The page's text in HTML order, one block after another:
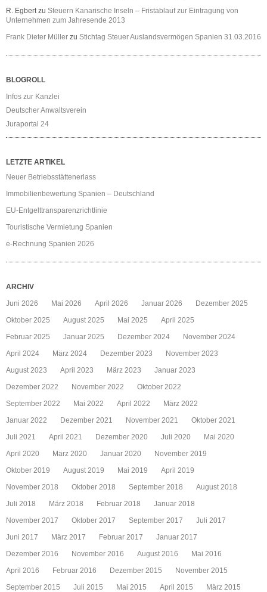
R. Egbertzu Steuern Kanarische Inseln – Fristablauf zur Eintragung von
Unternehmen zum Jahresende 2013
Frank Dieter Müller zu Stichtag Steuer Auslandsvermögen Spanien 31.03.2016
BLOGROLL
Infos zur Kanzlei
Deutscher Anwaltsverein
Juraportal 24
LETZTE ARTIKEL
Neuer Betriebsstättenerlass
Immobilienbewertung Spanien – Deutschland
EU-Entgelttransparenzrichtlinie
Touristische Vermietung Spanien
e-Rechnung Spanien 2026
ARCHIV
Juni 2026
Mai 2026 April 2026 Januar 2026
Dezember 2025
Oktober 2025
August 2025 Mai 2025
April 2025
Februar 2025
Januar 2025 Dezember 2024
November 2024
April 2024
März 2024 Dezember 2023
November 2023
August 2023
April 2023 März 2023
Januar 2023
Dezember 2022
November 2022
Oktober 2022
September 2022
Mai 2022 April 2022
März 2022
Januar 2022
Dezember 2021 November 2021
Oktober 2021
Juli 2021
April 2021 Dezember 2020 Juli 2020
Mai 2020
April 2020
März 2020 Januar 2020
November 2019
Oktober 2019
August 2019 Mai 2019
April 2019
November 2018
Oktober 2018 September 2018
August 2018
Juli 2018
März 2018 Februar 2018
Januar 2018
November 2017
Oktober 2017 September 2017
Juli 2017
Juni 2017
März 2017 Februar 2017
Januar 2017
Dezember 2016
November 2016 August 2016
Mai 2016
April 2016
Februar 2016 Dezember 2015
November 2015
September 2015
Juli 2015 Mai 2015 April 2015 März 2015